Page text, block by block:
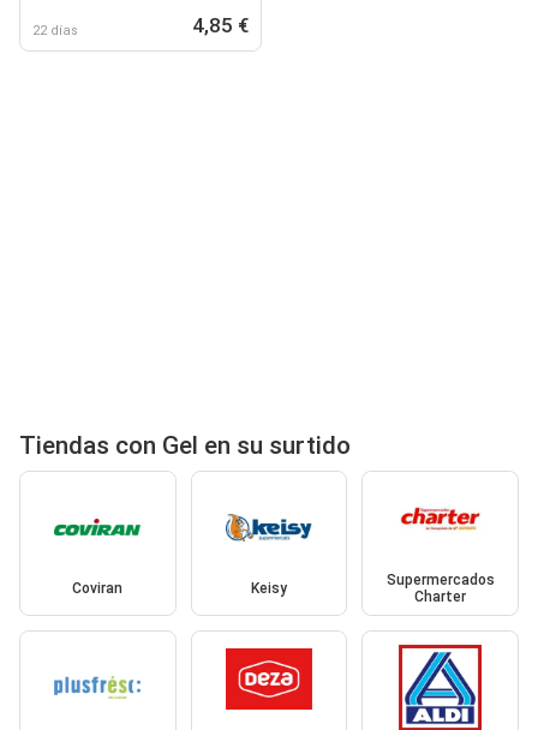
22 días 4,85 €
Tiendas con Gel en su surtido
Coviran Keisy
Supermercados
Charter